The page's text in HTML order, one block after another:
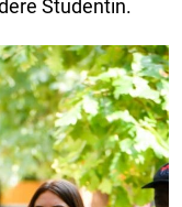
Studentin.